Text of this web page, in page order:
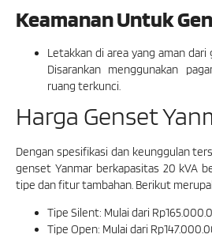
Keamanan Untuk
Letakkan di area yang aman
Disarankan menggunakan
ruang terkunci.
Harga Genset
Dengan spesifikasi dan keunggulan
genset Yanmar berkapasitas 20 kVA
tipe dan fitur tambahan. Berikut
Tipe Silent: Mulai dari
Tipe Open: Mulai dari